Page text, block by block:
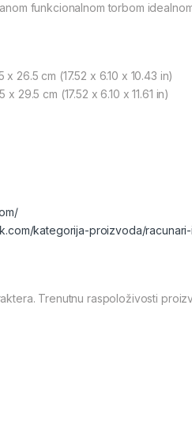
funkcionalnom torbom
26.5 cm (17.52 x 6.10 x 10.43 in)
29.5 cm (17.52 x 6.10 x 11.61 in)
kategorija-proizvoda/
Trenutnu raspoloživosti